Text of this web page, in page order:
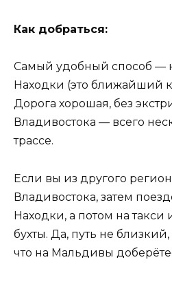
Как добраться:
Самый удобный способ —
Находки (это ближайший
Дорога хорошая, без
Владивостока — всего
трассе.
Если вы из другого
Владивостока, затем
Находки, а потом на такси
бухты. Да, путь не
что на Мальдивы